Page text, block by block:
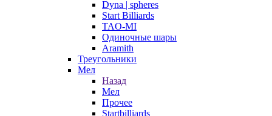
Dyna | spheres
Start Billiards
TAO-MI
Одиночные шары
Aramith
Треугольники
Мел
Назад
Мел
Прочее
Startbilliards